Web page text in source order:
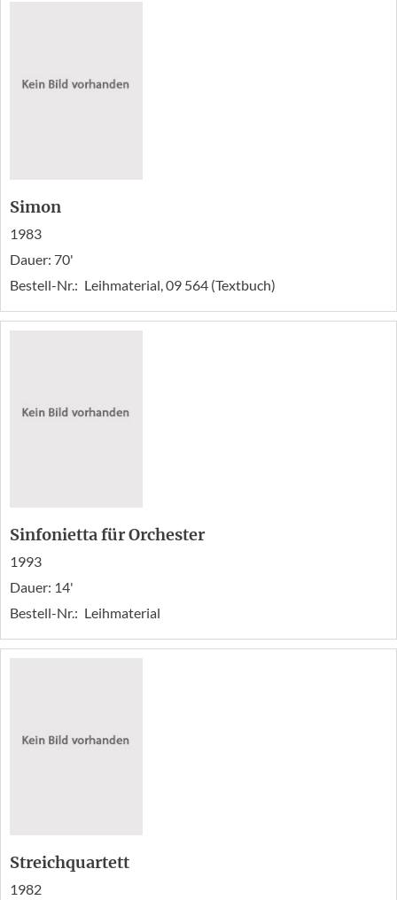
Simon
1983
Dauer: 70'
Bestell-Nr.: Leihmaterial, 09 564 (Textbuch)
Sinfonietta für Orchester
1993
Dauer: 14'
Bestell-Nr.: Leihmaterial
Streichquartett
1982